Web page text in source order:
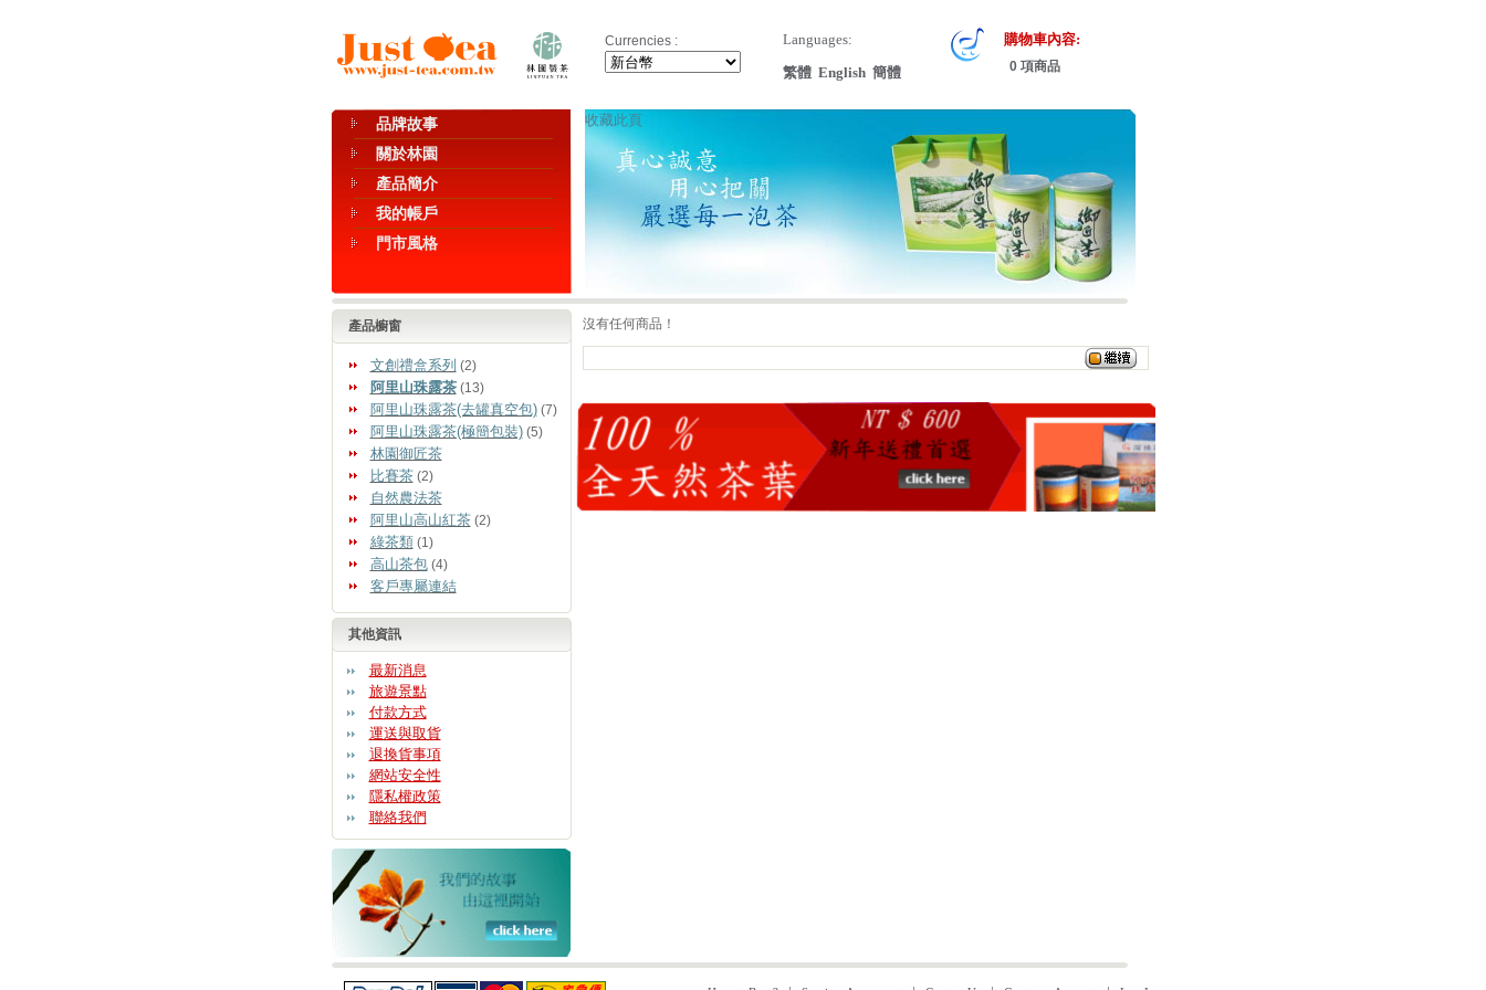
Currencies :
Languages:
繁體 English 簡體
購物車內容:
0 項商品
品牌故事
關於林園
產品簡介
我的帳戶
門市風格
收藏此頁
產品櫥窗
文創禮盒系列 (2)
阿里山珠露茶(13)
阿里山珠露茶(去罐真空包)(7)
阿里山珠露茶(極簡包裝)(5)
林園御匠茶
比賽茶(2)
自然農法茶
阿里山高山紅茶(2)
綠茶類 (1)
高山茶包(4)
客戶專屬連結
其他資訊
最新消息
旅遊景點
付款方式
運送與取貨
退換貨事項
網站安全性
隱私權政策
聯絡我們
沒有任何商品！